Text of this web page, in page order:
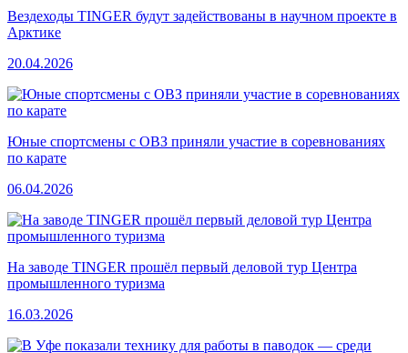
Вездеходы TINGER будут задействованы в научном проекте в
Арктике
20.04.2026
Юные спортсмены с ОВЗ приняли участие в соревнованиях
по карате
06.04.2026
На заводе TINGER прошёл первый деловой тур Центра
промышленного туризма
16.03.2026